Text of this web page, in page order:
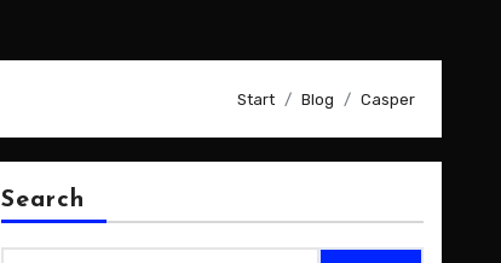
Start Blog Casper
Search